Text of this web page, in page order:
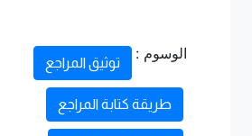
الوسوم :
توثيق المراجع
طريقة كتابة المراجع